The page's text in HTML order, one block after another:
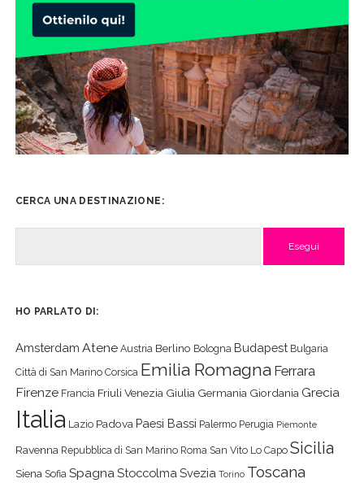
CERCA UNA DESTINAZIONE:
HO PARLATO DI:
Amsterdam Atene Austria Berlino Bologna Budapest Bulgaria
Città di San Marino Corsica Emilia Romagna Ferrara
Firenze Francia Friuli Venezia Giulia Germania Giordania Grecia
Italia Lazio Padova Paesi Bassi Palermo Perugia Piemonte
Ravenna Repubblica di San Marino Roma San Vito Lo Capo Sicilia
Siena Sofia SpagnaStoccolma Svezia Torino Toscana